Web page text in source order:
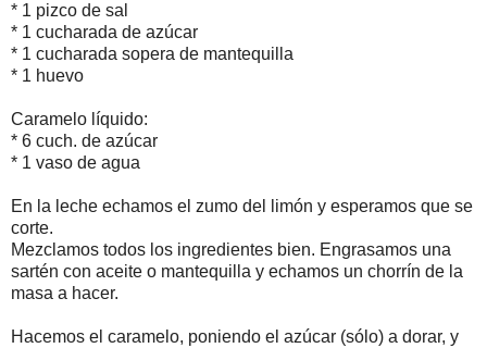
* 1 pizco de sal
* 1 cucharada de azúcar
* 1 cucharada sopera de mantequilla
* 1 huevo
Caramelo líquido:
* 6 cuch. de azúcar
* 1 vaso de agua
En la leche echamos el zumo del limón y esperamos que se
corte.
Mezclamos todos los ingredientes bien. Engrasamos una
sartén con aceite o mantequilla y echamos un chorrín de la
masa a hacer.
Hacemos el caramelo, poniendo el azúcar (sólo) a dorar, y